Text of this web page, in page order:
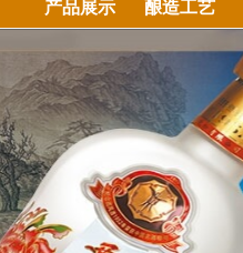
产品展示 酿造工艺